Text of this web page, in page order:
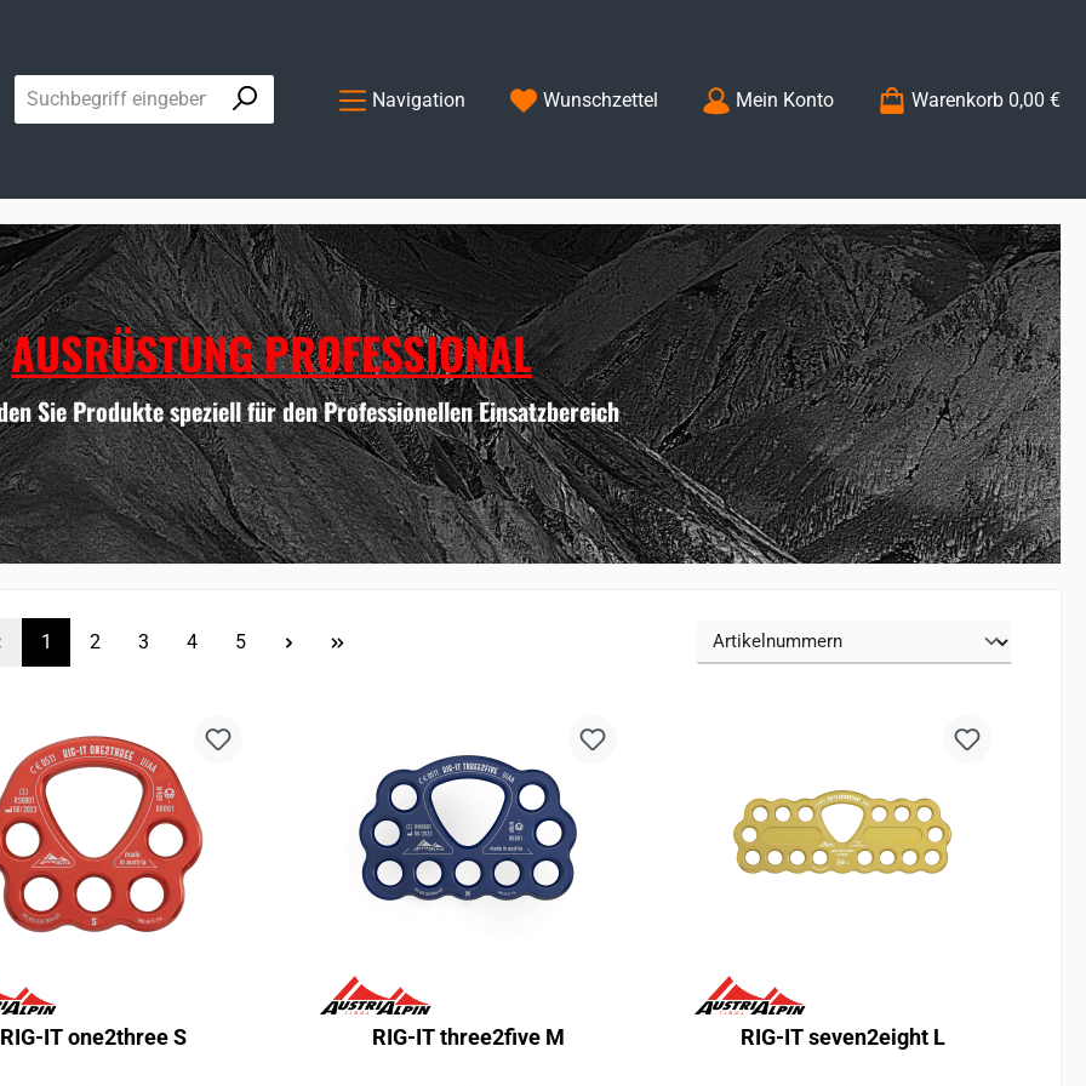
Navigation Wunschzettel Du hast 0 Produkte auf dem Merkzettel
Mein Konto Warenkorb 0,00 €
AUSRÜSTUNG PROFESSIONAL
Sie Produkte speziell für den Professionellen Einsatzbereich
Seite
1 Seite
2 Seite
3 Seite
4 Seite
5
RIG-IT one2three S RIG-IT three2five M RIG-IT seven2eight L